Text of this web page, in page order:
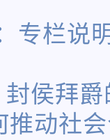
专栏说
侯拜
动社